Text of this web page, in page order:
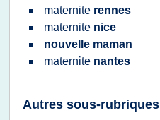
maternite rennes
maternite nice
nouvelle maman
maternite nantes
Autres sous-rubriques